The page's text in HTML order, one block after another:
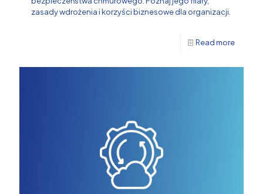
zasady wdrożenia i korzyści biznesowe dla organizacji.
Read more